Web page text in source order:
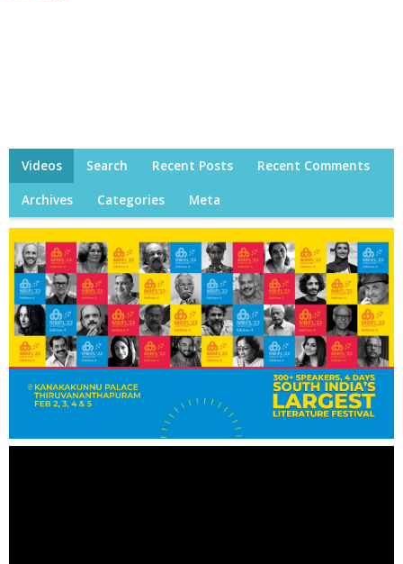
Videos Search Recent Posts Recent Comments
Archives Categories Meta